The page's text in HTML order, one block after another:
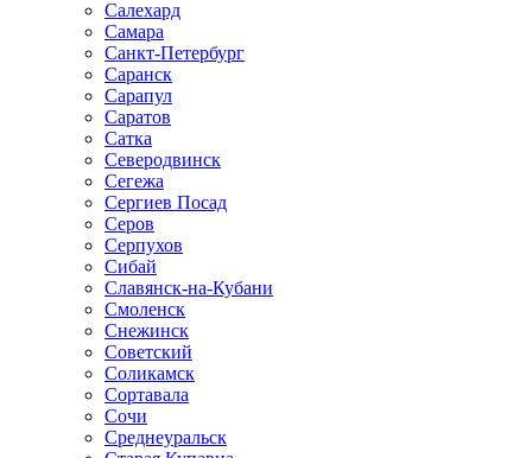
Салехард
Самара
Санкт-Петербург
Саранск
Сарапул
Саратов
Сатка
Северодвинск
Сегежа
Сергиев Посад
Серов
Серпухов
Сибай
Славянск-на-Кубани
Смоленск
Снежинск
Советский
Соликамск
Сортавала
Сочи
Среднеуральск